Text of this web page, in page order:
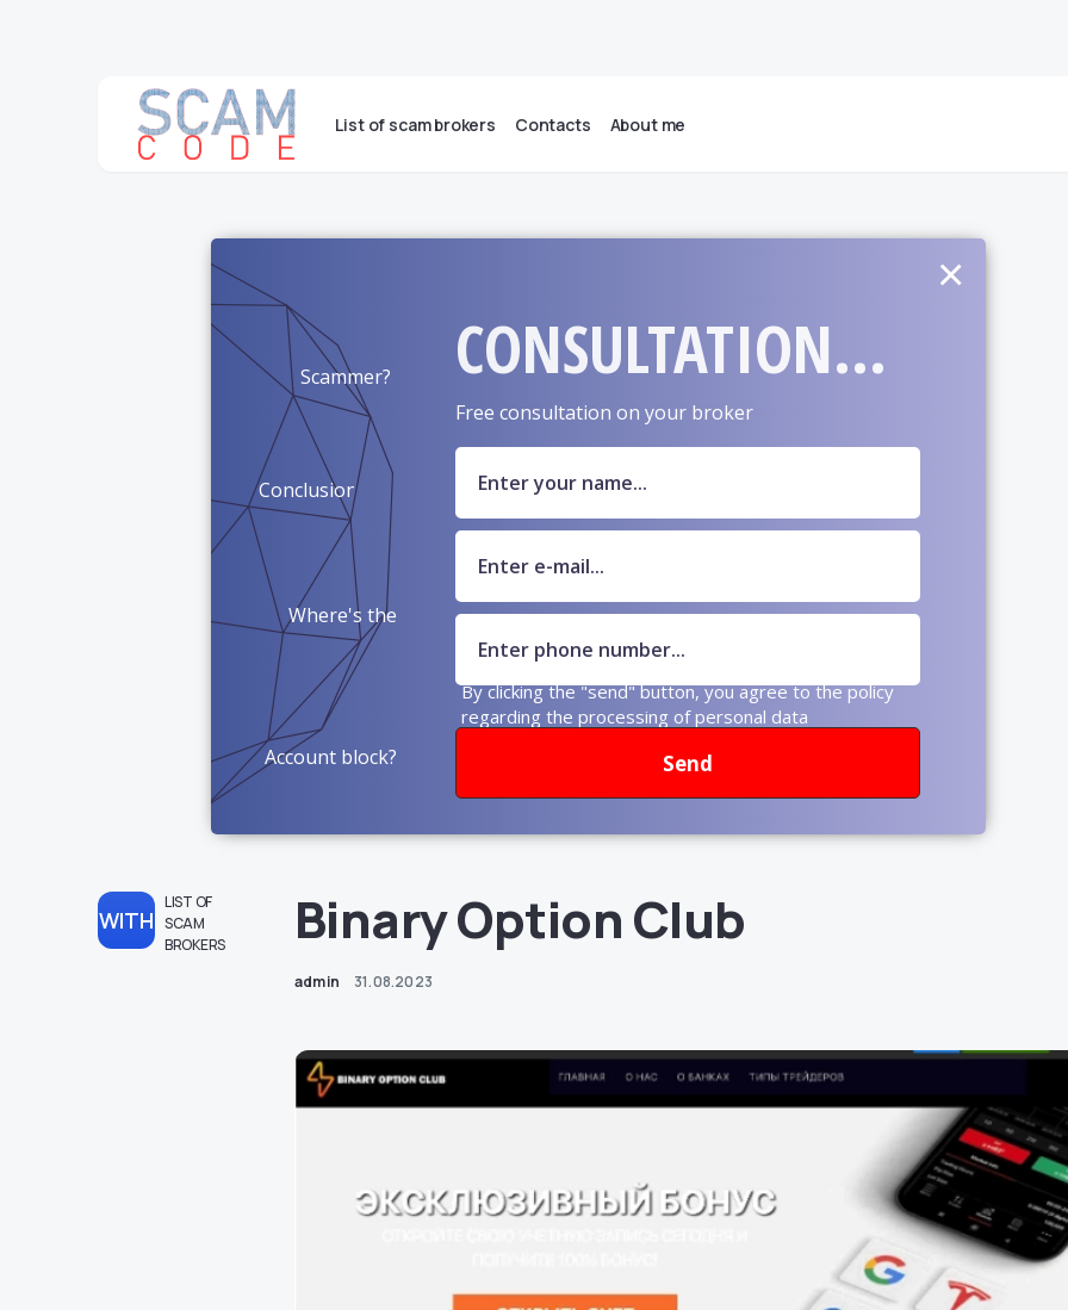
List of scam brokers Contacts About me
CONSULTATION...
Free consultation on your broker
Scammer?
Conclusion?
Where's the
money?
Account block? Send
×
By clicking the "send" button, you agree to the policy
regarding the processing of personal data
WITH
LIST OF
SCAM
BROKERS
Binary Option Club
admin 31.08.2023